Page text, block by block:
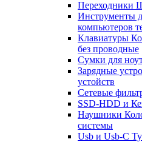
Переходники
Инструменты
компьютеров
Клавиатуры
без проводные
Сумки для
Зарядные
устойств
Сетевые
SSD-HDD и
Наушники
системы
Usb и Usb-C